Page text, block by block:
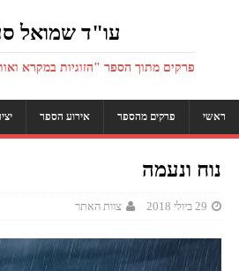
עו"ד שמואל
פרקים מתוך הספר "הזוגיות במקרא
ראשי פרקים מהספר אירוע הספר
נוח ונעמה
29 ביולי 2018 צוות האתר